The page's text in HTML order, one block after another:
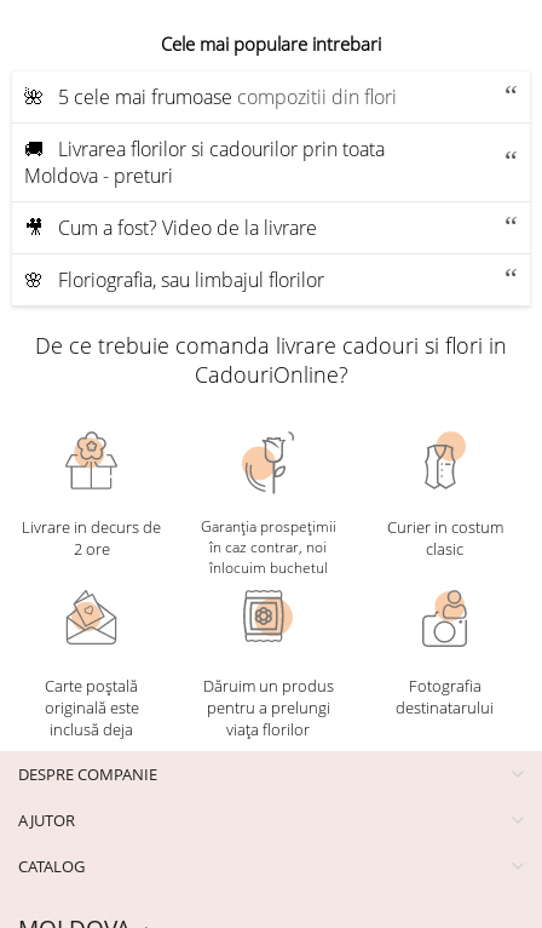
Cele mai populare intrebari
🌺 5 cele mai frumoase compozitii din flori
🚚 Livrarea florilor si cadourilor prin toata
Moldova - preturi
🎥 Cum a fost? Video de la livrare
🌸 Floriografia, sau limbajul florilor
De ce trebuie comanda livrare cadouri si flori in
CadouriOnline?
Livrare in decurs de
2 ore
Garanția prospețimii
în caz contrar, noi
înlocuim buchetul
Curier in costum
clasic
Carte poștală
originală este
inclusă deja
Dăruim un produs
pentru a prelungi
viața florilor
Fotografia
destinatarului
DESPRE COMPANIE
AJUTOR
CATALOG